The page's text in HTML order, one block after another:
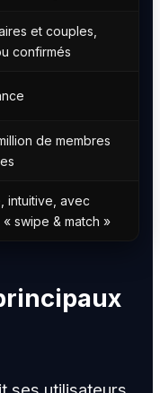
et couples,
confirmés
de membres
intuitive, avec
swipe & match »